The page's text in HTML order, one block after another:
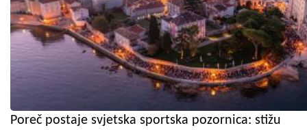
Poreč postaje svjetska sportska pozornica: stižu